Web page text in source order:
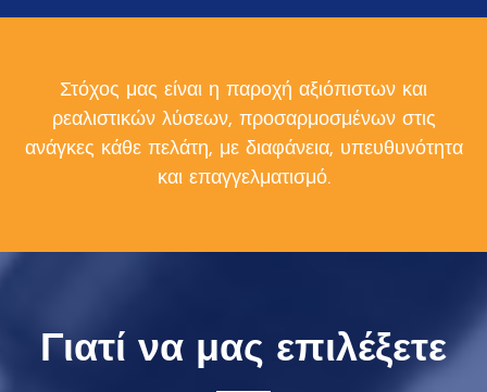
Στόχος μας είναι η παροχή αξιόπιστων και
ρεαλιστικών λύσεων, προσαρμοσμένων στις
ανάγκες κάθε πελάτη, με διαφάνεια, υπευθυνότητα
και επαγγελματισμό.
Γιατί να μας επιλέξετε